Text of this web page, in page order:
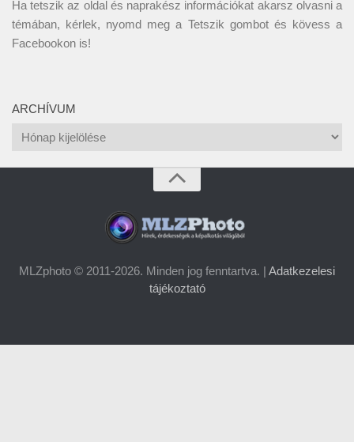
Ha tetszik az oldal és naprakész információkat akarsz olvasni a
témában, kérlek, nyomd meg a Tetszik gombot és kövess a
Facebookon is!
ARCHÍVUM
Archívum
MLZphoto © 2011-2026. Minden jog fenntartva. | Adatkezelesi
tájékoztató